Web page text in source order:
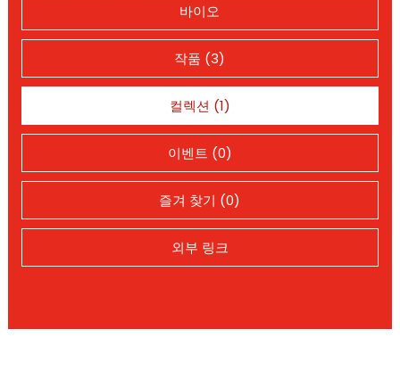
바이오
작품 (3)
컬렉션 (1)
이벤트 (0)
즐겨 찾기 (0)
외부 링크